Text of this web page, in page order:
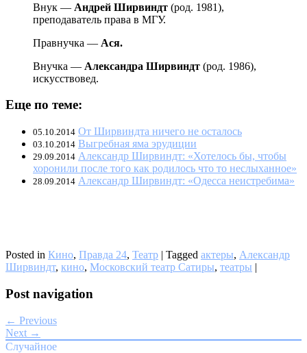
Внук — Андрей Ширвиндт (род. 1981),
преподаватель права в МГУ.
Правнучка — Ася.
Внучка — Александра Ширвиндт (род. 1986),
искусствовед.
Еще по теме:
05.10.2014 От Ширвиндта ничего не осталось
03.10.2014 Выгребная яма эрудиции
29.09.2014 Александр Ширвиндт: «Хотелось бы, чтобы
хоронили после того как родилось что то неслыханное»
28.09.2014 Александр Ширвиндт: «Одесса неистребима»
Posted in Кино, Правда 24, Театр | Tagged актеры, Александр
Ширвиндт, кино, Московский театр Сатиры, театры |
Post navigation
← Previous
Next →
Случайное